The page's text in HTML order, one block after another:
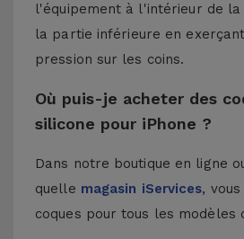
l'équipement à l'intérieur de
la partie inférieure en
pression sur les coins.
Où puis-je acheter des
silicone pour iPhone ?
Dans notre boutique en ligne
quelle magasin iServices,
coques pour tous les modèles